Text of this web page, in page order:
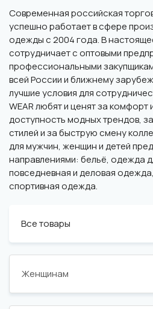
Современная российская
успешно работает в сфере
одежды с 2004 года. В
сотрудничает с оптовыми
профессиональными
всей России и ближнему
лучшие условия для
WEAR любят и ценят за
доступность модных трендов,
стилей и за быструю смену
для мужчин, женщин и детей
направлениями: бельё, одежда
повседневная и деловая
спортивная одежда.
Все товары
Женщинам